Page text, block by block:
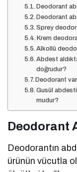
Deodorant
Deodorant
Sprey
Krem
Alkollü
Abdest
doğrudur?
Deodorant
Gusül
mudur?
Deodorant
Deodorantın
ürünün vücutla